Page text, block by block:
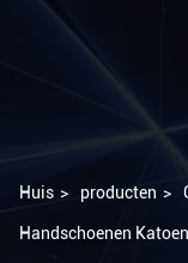
Huis > producten >
Handschoenen